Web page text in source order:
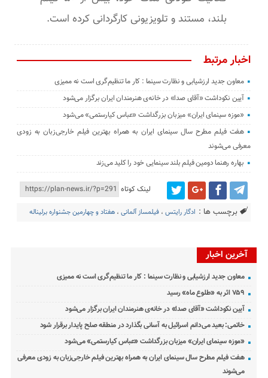
بلند، مستند و تلویزیونی کارگردانی کرده است.
اخبار مرتبط
معاون جدید ارزشیابی و نظارت سینما : کار ما تنظیم‌گری است نه ممیزی
آیین نکوداشت «آقای صدا» در خانه‌ی هنرمندان ایران برگزار می‌شود
«موزه سینمای ایران» میزبان بزرگداشت «عباس کیارستمی» می‌شود
هفت فیلم مطرح سال سینمای ایران به همراه بهترین فیلم خارجی‌زبان به زودی
معرفی می‌شوند
بهاره رهنما دومین فیلم بلند سینمایی خود را کلید می‌زند
لینک کوتاه
برچسب ها : ادگار رایتس ،فیلمساز آلمانی ،هفتاد و چهارمین جشنواره برلیناله
آخرین اخبار
معاون جدید ارزشیابی و نظارت سینما : کار ما تنظیم‌گری است نه ممیزی
۷۵۹ اثر به «طلوع ماه» رسید
آیین نکوداشت «آقای صدا» در خانه‌ی هنرمندان ایران برگزار می‌شود
خاتمی: بعید می‌دانم اسرائیل به آسانی بگذارد در منطقه صلح پایدار برقرار شود
«موزه سینمای ایران» میزبان بزرگداشت «عباس کیارستمی» می‌شود
هفت فیلم مطرح سال سینمای ایران به همراه بهترین فیلم خارجی‌زبان به زودی معرفی
می‌شوند